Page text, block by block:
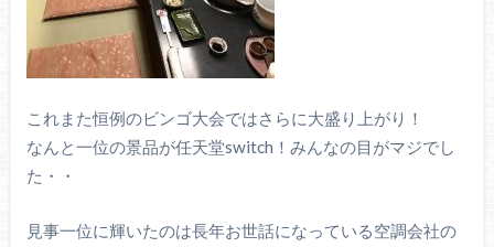
これまた恒例のビンゴ大会ではさらに大盛り上がり！
なんと一位の景品が任天堂switch！みんなの目がマジでし
た・・
見事一位に輝いたのは長年お世話になっている空調会社の